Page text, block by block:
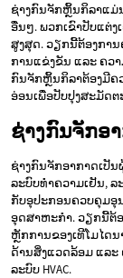
ຊ່າງກົນຈັກຫຼິ້ນກິລາແມ່
ອື່ນໆ. ພວກເຂົາປັບແຕ່ງ
ສູງສຸດ. ວຽກນີ້ຕ້ອງກາ
ການແຂ່ງຂັນ ແລະ ຄວ
ກົນຈັກຫຼິ້ນກິລາຕ້ອງມີຄ
ອ່ອນເພື່ອປັບປຸງສະມັດ
ຊ່າງກົນຈັກອ
ຊ່າງກົນຈັກອາກາດເປັ
ລະບົບທຳຄວາມເຢັນ, ລ
ກັບອຸປະກອນຄວບຄຸມອຸ
ອຸດສາຫະກຳ. ວຽກນີ້ຕ້
ຫຼັກການຂອງເທີໂມໄດ
ດ້ານສິ່ງແວດລ້ອມ ແລະ
ລະບົບ HVAC.